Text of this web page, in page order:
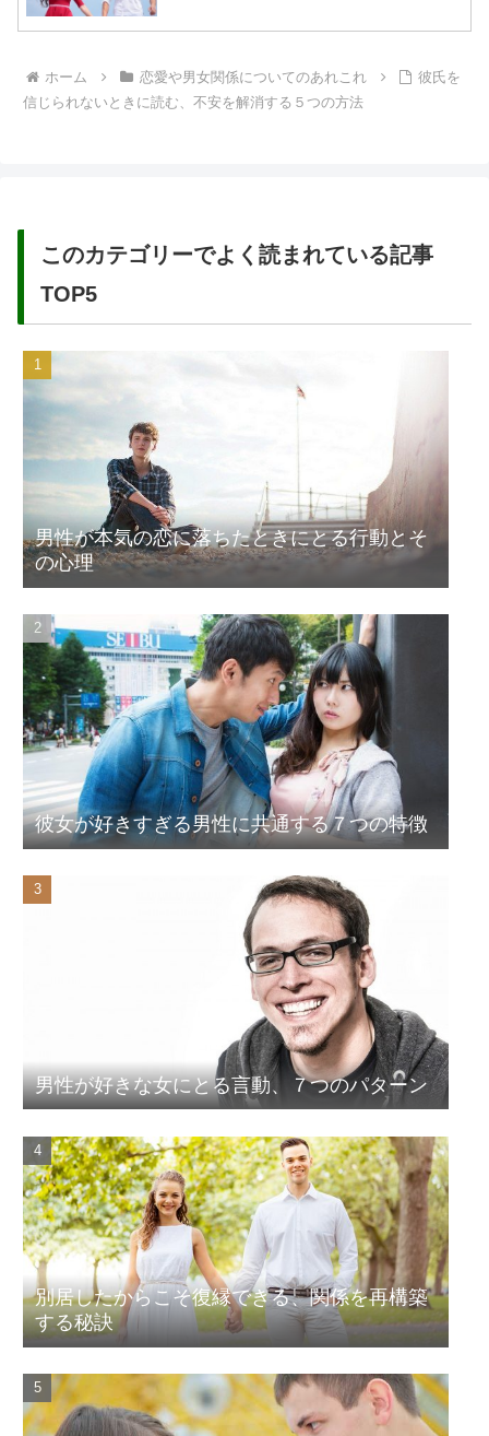
ホーム 恋愛や男女関係についてのあれこれ
彼氏を
信じられないときに読む、不安を解消する５つの方法
このカテゴリーでよく読まれている記事
TOP5
男性が本気の恋に落ちたときにとる行動とそ
の心理
彼女が好きすぎる男性に共通する７つの特徴
男性が好きな女にとる言動、７つのパターン
別居したからこそ復縁できる、関係を再構築
する秘訣